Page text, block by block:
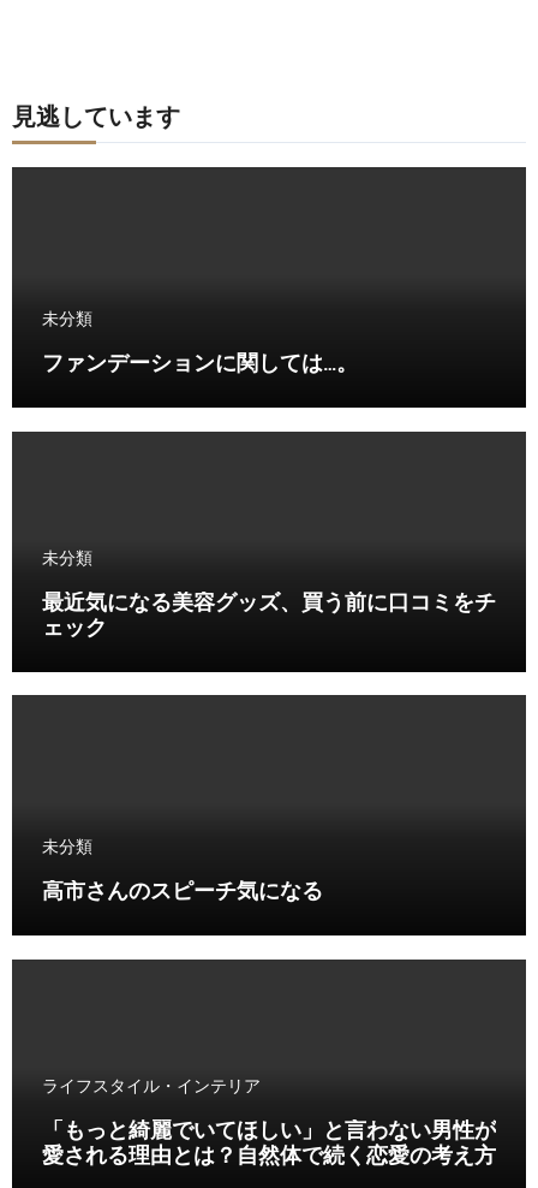
見逃しています
未分類
ファンデーションに関しては…。
未分類
最近気になる美容グッズ、買う前に口コミをチ
ェック
未分類
高市さんのスピーチ気になる
ライフスタイル・インテリア
「もっと綺麗でいてほしい」と言わない男性が
愛される理由とは？自然体で続く恋愛の考え方